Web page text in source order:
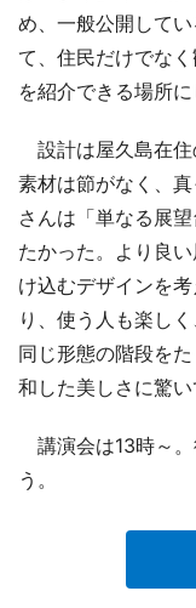
め、一般公開して
て、住民だけでな
を紹介できる場所に
設計は屋久島在住
素材は節がなく、
さんは「単なる展
たかった。より良
け込むデザインを
り、使う人も楽し
同じ形態の階段を
和した美しさに驚い
講演会は13時～
う。